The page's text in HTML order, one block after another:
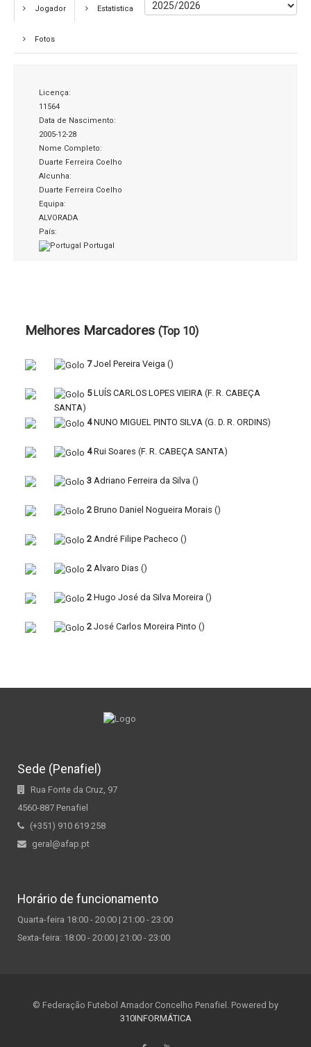
Jogador Estatística
Fotos
Licença:
11564
Data de Nascimento:
2005-12-28
Nome Completo:
Duarte Ferreira Coelho
Alcunha:
Duarte Ferreira Coelho
Equipa:
ALVORADA
País:
Portugal
Melhores Marcadores (Top 10)
7 Joel Pereira Veiga ()
5 LUÍS CARLOS LOPES VIEIRA (F. R. CABEÇA
SANTA)
4 NUNO MIGUEL PINTO SILVA (G. D. R. ORDINS)
4 Rui Soares (F. R. CABEÇA SANTA)
3 Adriano Ferreira da Silva ()
2 Bruno Daniel Nogueira Morais ()
2 André Filipe Pacheco ()
2 Alvaro Dias ()
2 Hugo José da Silva Moreira ()
2 José Carlos Moreira Pinto ()
Sede (Penafiel)
Rua Fonte da Cruz, 97
4560-887 Penafiel
(+351) 910 619 258
geral@afap.pt
Horário de funcionamento
Quarta-feira 18:00 - 20:00 | 21:00 - 23:00
Sexta-feira: 18:00 - 20:00 | 21:00 - 23:00
© Federação Futebol Amador Concelho Penafiel. Powered by
310INFORMÁTICA